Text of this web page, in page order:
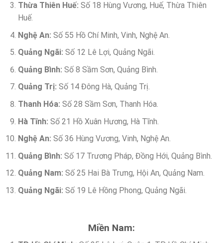
Thừa Thiên Huế: Số 18 Hùng Vương, Huế, Thừa Thiên
Huế.
Nghệ An: Số 55 Hồ Chí Minh, Vinh, Nghệ An.
Quảng Ngãi: Số 12 Lê Lợi, Quảng Ngãi.
Quảng Bình: Số 8 Sầm Sơn, Quảng Bình.
Quảng Trị: Số 14 Đông Hà, Quảng Trị.
Thanh Hóa: Số 28 Sầm Sơn, Thanh Hóa.
Hà Tĩnh: Số 21 Hồ Xuân Hương, Hà Tĩnh.
Nghệ An: Số 36 Hùng Vương, Vinh, Nghệ An.
Quảng Bình: Số 17 Trương Pháp, Đồng Hới, Quảng Bình.
Quảng Nam: Số 25 Hai Bà Trưng, Hội An, Quảng Nam.
Quảng Ngãi: Số 19 Lê Hồng Phong, Quảng Ngãi.
Miền Nam: